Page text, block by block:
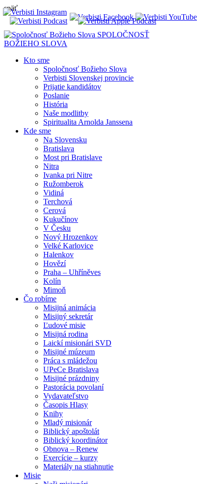
späť
SPOLOČNOSŤ
BOŽIEHO SLOVA
Kto sme
Spoločnosť Božieho Slova
Verbisti Slovenskej provincie
Prijatie kandidátov
Poslanie
História
Naše modlitby
Spiritualita Arnolda Janssena
Kde sme
Na Slovensku
Bratislava
Most pri Bratislave
Nitra
Ivanka pri Nitre
Ružomberok
Vidiná
Terchová
Cerová
Kukučínov
V Česku
Nový Hrozenkov
Velké Karlovice
Halenkov
Hovězí
Praha – Uhříněves
Kolín
Mimoň
Čo robíme
Misijná animácia
Misijný sekretár
Ľudové misie
Misijná rodina
Laickí misionári SVD
Misijné múzeum
Práca s mládežou
UPeCe Bratislava
Misijné prázdniny
Pastorácia povolaní
Vydavateľstvo
Časopis Hlasy
Knihy
Mladý misionár
Biblický apoštolát
Biblický koordinátor
Obnova – Renew
Exercície – kurzy
Materiály na stiahnutie
Misie